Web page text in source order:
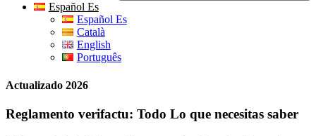
Español Es
Español Es
Català
English
Português
Actualizado 2026
Reglamento verifactu: Todo Lo que necesitas saber